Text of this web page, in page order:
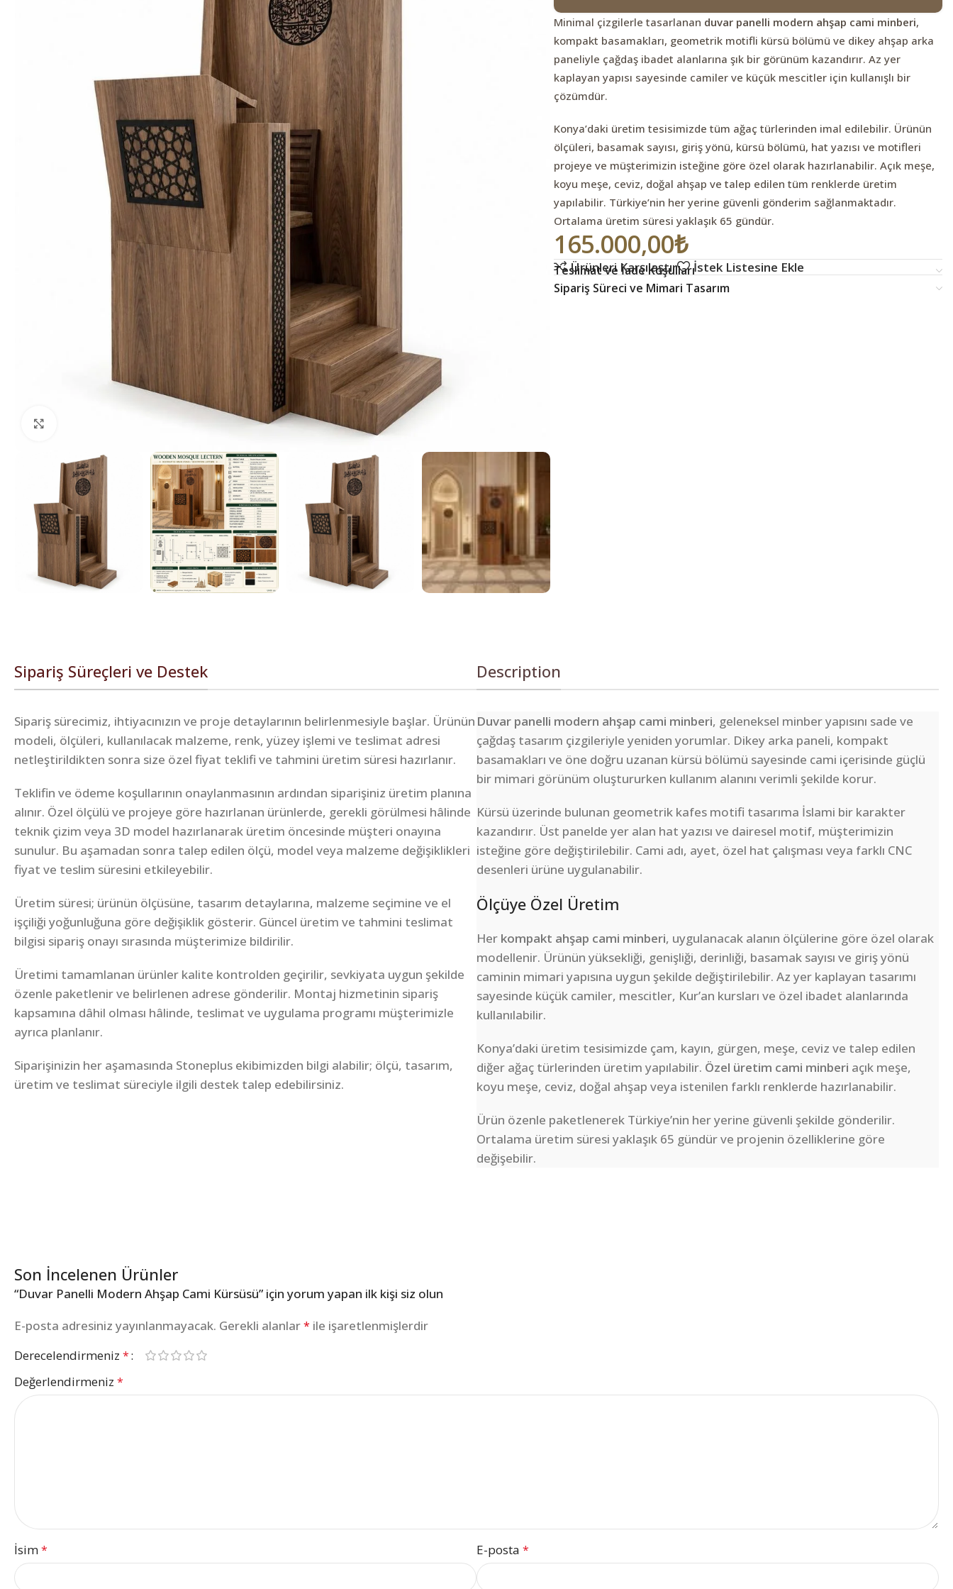
Minimal çizgilerle tasarlanan duvar panelli modern ahşap cami minberi,
kompakt basamakları, geometrik motifli kürsü bölümü ve dikey ahşap arka
paneliyle çağdaş ibadet alanlarına şık bir görünüm kazandırır. Az yer
kaplayan yapısı sayesinde camiler ve küçük mescitler için kullanışlı bir
çözümdür.
Konya’daki üretim tesisimizde tüm ağaç türlerinden imal edilebilir. Ürünün
ölçüleri, basamak sayısı, giriş yönü, kürsü bölümü, hat yazısı ve motifleri
projeye ve müşterimizin isteğine göre özel olarak hazırlanabilir. Açık meşe,
koyu meşe, ceviz, doğal ahşap ve talep edilen tüm renklerde üretim
yapılabilir. Türkiye’nin her yerine güvenli gönderim sağlanmaktadır.
Ortalama üretim süresi yaklaşık 65 gündür.
165.000,00₺
Ürünleri Karşılaştır İstek Listesine Ekle
Teslimat ve İade Koşulları
Sipariş Süreci ve Mimari Tasarım
Sipariş Süreçleri ve Destek
Sipariş sürecimiz, ihtiyacınızın ve proje detaylarının belirlenmesiyle başlar. Ürünün
modeli, ölçüleri, kullanılacak malzeme, renk, yüzey işlemi ve teslimat adresi
netleştirildikten sonra size özel fiyat teklifi ve tahmini üretim süresi hazırlanır.
Teklifin ve ödeme koşullarının onaylanmasının ardından siparişiniz üretim planına
alınır. Özel ölçülü ve projeye göre hazırlanan ürünlerde, gerekli görülmesi hâlinde
teknik çizim veya 3D model hazırlanarak üretim öncesinde müşteri onayına
sunulur. Bu aşamadan sonra talep edilen ölçü, model veya malzeme değişiklikleri
fiyat ve teslim süresini etkileyebilir.
Üretim süresi; ürünün ölçüsüne, tasarım detaylarına, malzeme seçimine ve el
işçiliği yoğunluğuna göre değişiklik gösterir. Güncel üretim ve tahmini teslimat
bilgisi sipariş onayı sırasında müşterimize bildirilir.
Üretimi tamamlanan ürünler kalite kontrolden geçirilir, sevkiyata uygun şekilde
özenle paketlenir ve belirlenen adrese gönderilir. Montaj hizmetinin sipariş
kapsamına dâhil olması hâlinde, teslimat ve uygulama programı müşterimizle
ayrıca planlanır.
Siparişinizin her aşamasında Stoneplus ekibimizden bilgi alabilir; ölçü, tasarım,
üretim ve teslimat süreciyle ilgili destek talep edebilirsiniz.
Description
Duvar panelli modern ahşap cami minberi, geleneksel minber yapısını sade ve
çağdaş tasarım çizgileriyle yeniden yorumlar. Dikey arka paneli, kompakt
basamakları ve öne doğru uzanan kürsü bölümü sayesinde cami içerisinde güçlü
bir mimari görünüm oluştururken kullanım alanını verimli şekilde korur.
Kürsü üzerinde bulunan geometrik kafes motifi tasarıma İslami bir karakter
kazandırır. Üst panelde yer alan hat yazısı ve dairesel motif, müşterimizin
isteğine göre değiştirilebilir. Cami adı, ayet, özel hat çalışması veya farklı CNC
desenleri ürüne uygulanabilir.
Ölçüye Özel Üretim
Her kompakt ahşap cami minberi, uygulanacak alanın ölçülerine göre özel olarak
modellenir. Ürünün yüksekliği, genişliği, derinliği, basamak sayısı ve giriş yönü
caminin mimari yapısına uygun şekilde değiştirilebilir. Az yer kaplayan tasarımı
sayesinde küçük camiler, mescitler, Kur’an kursları ve özel ibadet alanlarında
kullanılabilir.
Konya’daki üretim tesisimizde çam, kayın, gürgen, meşe, ceviz ve talep edilen
diğer ağaç türlerinden üretim yapılabilir. Özel üretim cami minberi açık meşe,
koyu meşe, ceviz, doğal ahşap veya istenilen farklı renklerde hazırlanabilir.
Ürün özenle paketlenerek Türkiye’nin her yerine güvenli şekilde gönderilir.
Ortalama üretim süresi yaklaşık 65 gündür ve projenin özelliklerine göre
değişebilir.
Son İncelenen Ürünler
“Duvar Panelli Modern Ahşap Cami Kürsüsü” için yorum yapan ilk kişi siz olun
E-posta adresiniz yayınlanmayacak. Gerekli alanlar* ile işaretlenmişlerdir
Derecelendirmeniz *
Değerlendirmeniz *
İsim* E-posta *